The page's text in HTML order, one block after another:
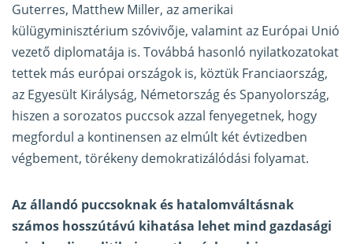
Guterres, Matthew Miller, az amerikai
külügyminisztérium szóvivője, valamint az Európai Unió
vezető diplomatája is. Továbbá hasonló nyilatkozatokat
tettek más európai országok is, köztük Franciaország,
az Egyesült Királyság, Németország és Spanyolország,
hiszen a sorozatos puccsok azzal fenyegetnek, hogy
megfordul a kontinensen az elmúlt két évtizedben
végbement, törékeny demokratizálódási folyamat.
Az állandó puccsoknak és hatalomváltásnak
számos hosszútávú kihatása lehet mind gazdasági